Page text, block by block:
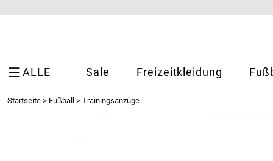
ALLE Sale Freizeitkleidung
Startseite > Fußball > Trainingsanzüge